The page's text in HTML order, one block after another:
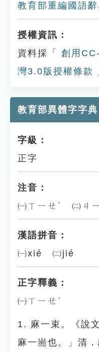
教育部重編國語
授權資訊：
資料採「
創用
灣3.0版授權條款
教育部異體字字典
字級：
正字
注音：
㈠ㄒㄧㄝˊ ㈡ㄐ
漢語拼音：
㈠xié ㈡jié
正字釋義：
㈠ㄒㄧㄝˊ
1. 麻一束。《說
麻一耑也。」清